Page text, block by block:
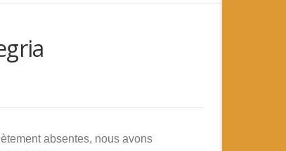
absentes, nous avons